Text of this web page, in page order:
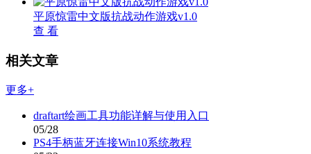
平原惊雷中文版抗战动作游戏v1.0
查 看
相关文章
更多+
draftart绘画工具功能详解与使用入口
05/28
PS4手柄蓝牙连接Win10系统教程